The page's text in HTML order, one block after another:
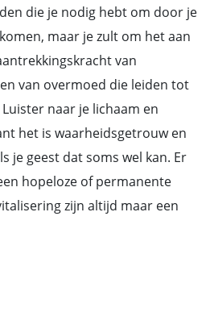
die je nodig hebt om door je
maar je zult om het aan
van
van overmoed die leiden tot
naar je lichaam en
het is waarheidsgetrouw en
je geest dat soms wel kan. Er
hopeloze of permanente
zijn altijd maar een